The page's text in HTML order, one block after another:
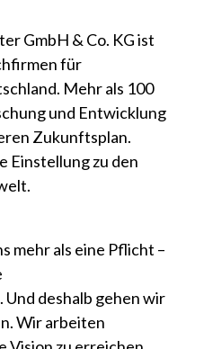
GmbH & Co. KG ist
für
Mehr als 100
und Entwicklung
Zukunftsplan.
Einstellung zu den
mehr als eine Pflicht –
deshalb gehen wir
Wir arbeiten